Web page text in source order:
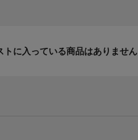
トに入っている商品はありません